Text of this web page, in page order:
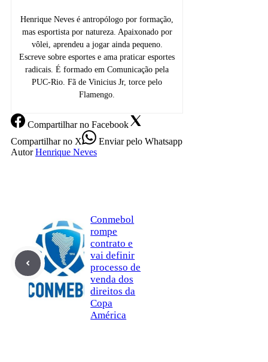
Henrique Neves é antropólogo por formação,
mas esportista por natureza. Apaixonado por
vôlei, aprendeu a jogar ainda pequeno.
Escreve sobre esportes e ama praticar esportes
radicais. É formado em Comunicação pela
PUC-Rio. Fã de Vinicius Jr, torce pelo
Flamengo.
Compartilharno Facebook
Compartilharno X Enviarpelo Whatsapp
Autor Henrique Neves
Conmebol
rompe
contrato e
vai definir
processo de
venda dos
direitos da
Copa
América